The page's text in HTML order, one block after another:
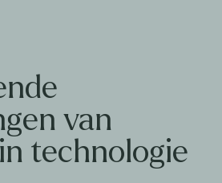
van
technologie